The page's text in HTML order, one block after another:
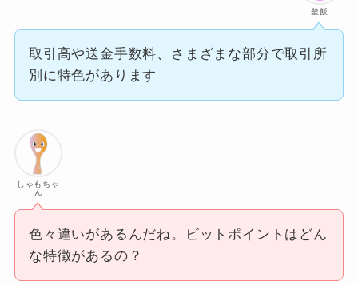
釜飯
取引高や送金手数料、さまざまな部分で取引所
別に特色があります
しゃもちゃ
ん
色々違いがあるんだね。ビットポイントはどん
な特徴があるの？